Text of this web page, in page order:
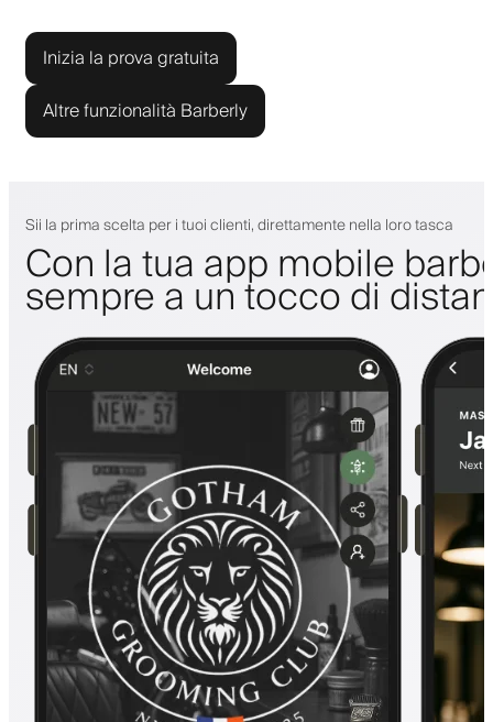
Inizia la prova gratuita
Altre funzionalità Barberly
Sii la prima scelta per i tuoi clienti, direttamente nella loro tasca
Con la tua app mobile
sempre a un tocco di